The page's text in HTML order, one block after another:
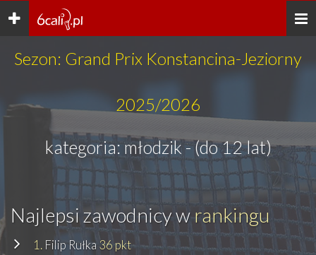
Toggle
navigation
Sezon: Grand Prix Konstancina-Jeziorny
2025/2026
kategoria: młodzik - (do 12 lat)
Najlepsi zawodnicy wrankingu
1. Filip Rułka36 pkt